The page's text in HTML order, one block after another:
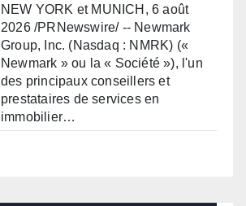
NEW YORK et MUNICH, 6 août
2026 /PRNewswire/ -- Newmark
Group, Inc. (Nasdaq : NMRK) («
Newmark » ou la « Société »), l'un
des principaux conseillers et
prestataires de services en
immobilier…